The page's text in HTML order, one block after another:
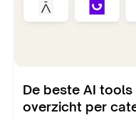
De beste AI
overzicht per